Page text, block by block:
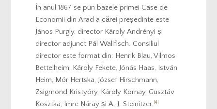
În anul 1867 se pun bazele primei Case de
Economii din Arad a cărei președinte este
János Purgly, director Károly Andrényi și
director adjunct Pál Wallfisch. Consiliul
director este format din: Henrik Blau, Vilmos
Bettelheim, Károly Fekete, Jónás Haas, István
Heim, Mór Hertska, József Hirschmann,
Zsigmond Kristyóry, Károly Kornay, Gusztáv
Kosztka, Imre Náray și A. J. Steinitzer.[4]